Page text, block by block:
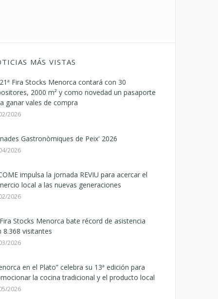
MÁS VISTAS
Fira Stocks Menorca contará con 30
2000 m² y como novedad un pasaporte
ganar vales de compra
2026
Gastronòmiques de Peix' 2026
2026
impulsa la jornada REVIU para acercar el
local a las nuevas generaciones
2026
Stocks Menorca bate récord de asistencia
8.368 visitantes
2026
en el Plato” celebra su 13ª edición para
la cocina tradicional y el producto local
2026